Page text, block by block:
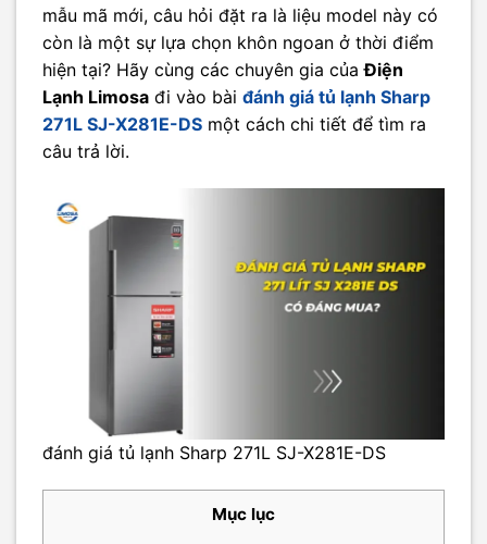
mẫu mã mới, câu hỏi đặt ra là liệu model này có
còn là một sự lựa chọn khôn ngoan ở thời điểm
hiện tại? Hãy cùng các chuyên gia củaĐiện
Lạnh Limosa đi vào bài đánh giá tủ lạnh Sharp
271L SJ-X281E-DS một cách chi tiết để tìm ra
câu trả lời.
đánh giá tủ lạnh Sharp 271L SJ-X281E-DS
Mục lục